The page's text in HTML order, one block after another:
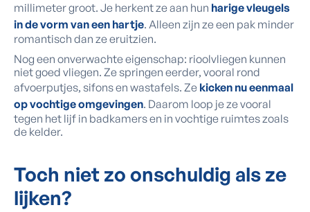
millimeter groot. Je herkent ze aan hun harige vleugels
in de vorm van een hartje. Alleen zijn ze een pak minder
romantisch dan ze eruitzien.
Nog een onverwachte eigenschap: rioolvliegen kunnen
niet goed vliegen. Ze springen eerder, vooral rond
afvoerputjes, sifons en wastafels. Ze kicken nu eenmaal
op vochtige omgevingen. Daarom loop je ze vooral
tegen het lijf in badkamers en in vochtige ruimtes zoals
de kelder.
Toch niet zo onschuldig als ze
lijken?